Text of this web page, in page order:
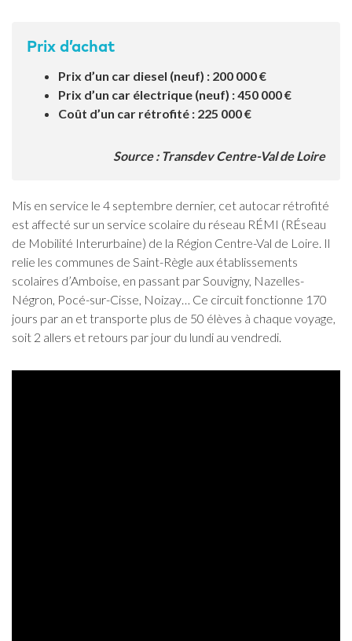
Prix d’achat
Prix d’un car diesel (neuf) : 200 000 €
Prix d’un car électrique (neuf) : 450 000 €
Coût d’un car rétrofité : 225 000 €
Source : Transdev Centre-Val de Loire
Mis en service le 4 septembre dernier, cet autocar rétrofité
est affecté sur un service scolaire du réseau RÉMI (RÉseau
de Mobilité Interurbaine) de la Région Centre-Val de Loire. Il
relie les communes de Saint-Règle aux établissements
scolaires d’Amboise, en passant par Souvigny, Nazelles-
Négron, Pocé-sur-Cisse, Noizay… Ce circuit fonctionne 170
jours par an et transporte plus de 50 élèves à chaque voyage,
soit 2 allers et retours par jour du lundi au vendredi.